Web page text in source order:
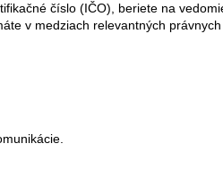
číslo (IČO), beriete na
v medziach relevantných